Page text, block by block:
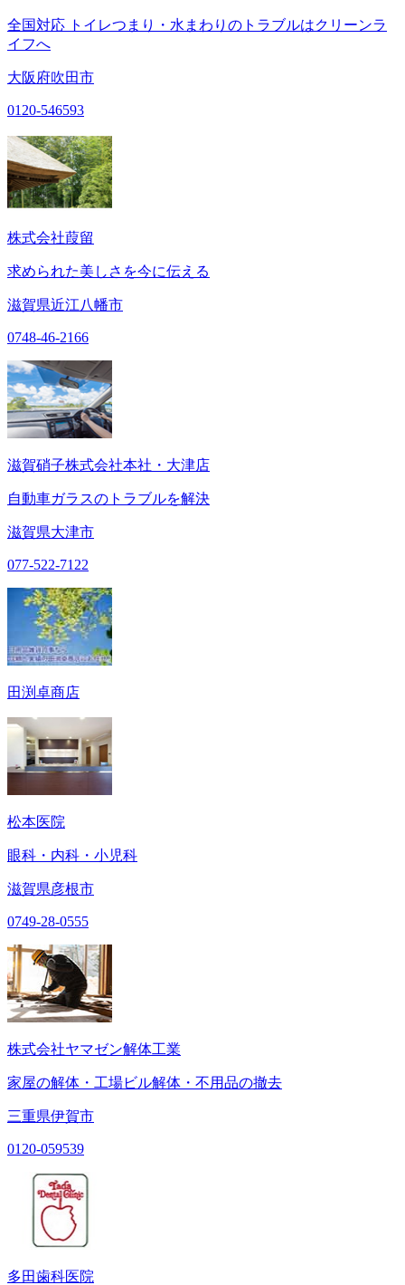
全国対応 トイレつまり・水まわりのトラブルはクリーンラ
イフへ
大阪府吹田市
0120-546593
株式会社葭留
求められた美しさを今に伝える
滋賀県近江八幡市
0748-46-2166
滋賀硝子株式会社本社・大津店
自動車ガラスのトラブルを解決
滋賀県大津市
077-522-7122
田渕卓商店
松本医院
眼科・内科・小児科
滋賀県彦根市
0749-28-0555
株式会社ヤマゼン解体工業
家屋の解体・工場ビル解体・不用品の撤去
三重県伊賀市
0120-059539
多田歯科医院